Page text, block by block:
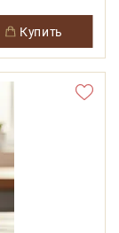
купить